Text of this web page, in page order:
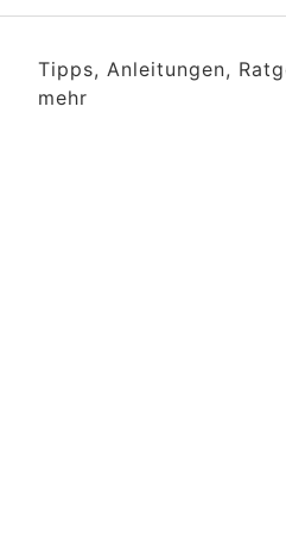
Tipps, Anleitungen,
mehr